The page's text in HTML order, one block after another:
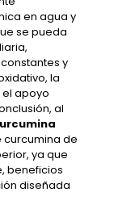
en agua y
se pueda
y
la
apoyo
al
curcumina de
ya que
beneficios
diseñada